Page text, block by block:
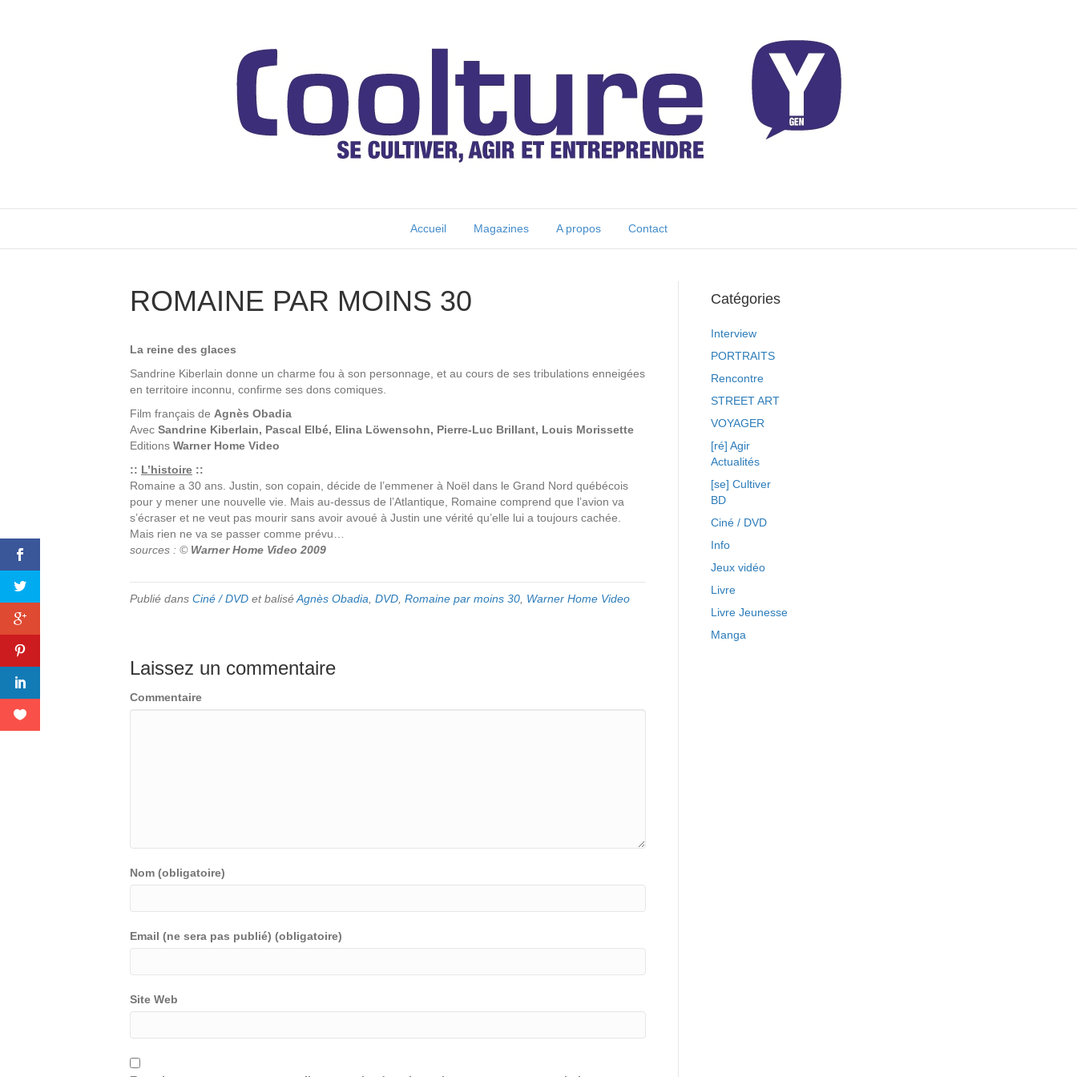
Accueil Magazines A propos Contact
ROMAINE PAR MOINS 30
La reine des glaces
Sandrine Kiberlain donne un charme fou à son personnage, et au cours de ses tribulations enneigées
en territoire inconnu, confirme ses dons comiques.
Film français de Agnès Obadia
Avec Sandrine Kiberlain, Pascal Elbé, Elina Löwensohn, Pierre-Luc Brillant, Louis Morissette
Editions Warner Home Video
:: L’histoire ::
Romaine a 30 ans. Justin, son copain, décide de l’emmener à Noël dans le Grand Nord québécois
pour y mener une nouvelle vie. Mais au-dessus de l’Atlantique, Romaine comprend que l’avion va
s’écraser et ne veut pas mourir sans avoir avoué à Justin une vérité qu’elle lui a toujours cachée.
Mais rien ne va se passer comme prévu…
sources : © Warner Home Video 2009
Publié dans Ciné / DVD et baliséAgnès Obadia DVD Romaine par moins 30 Warner Home Video
Laissez un commentaire
Commentaire
Nom (obligatoire)
Email (ne sera pas publié) (obligatoire)
Site Web
Catégories
Interview
PORTRAITS
Rencontre
STREET ART
VOYAGER
[ré] Agir
Actualités
[se] Cultiver
BD
Ciné / DVD
Info
Jeux vidéo
Livre
Livre Jeunesse
Manga